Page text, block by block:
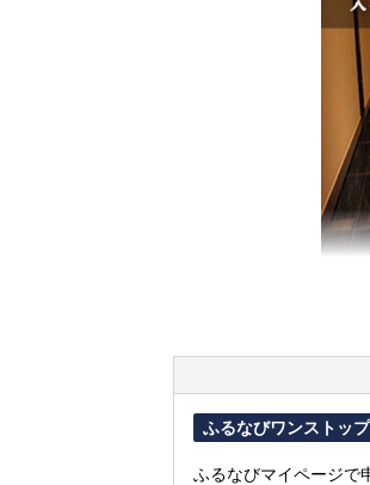
ふるなびワンストッ
ふるなびマイページで